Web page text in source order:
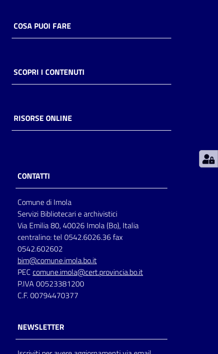
Casa
Piani
storico
per
lettura
Seguici
su
COSA PUOI FARE
SCOPRI I CONTENUTI
RISORSE ONLINE
CONTATTI
Comune di Imola
Servizi Bibliotecari e archivistici
Via Emilia 80, 40026 Imola (Bo), Italia
centralino: tel 0542.6026.36 fax
0542.602602
bim@comune.imola.bo.it
PEC comune.imola@cert.provincia.bo.it
P.IVA 00523381200
C.F. 00794470377
NEWSLETTER